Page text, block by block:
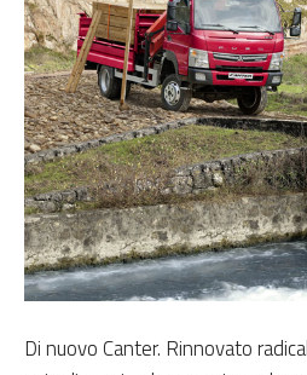
Di nuovo Canter. Rinnovato